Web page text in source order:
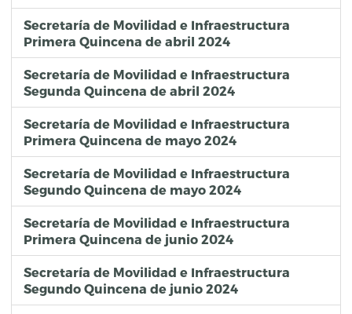
Secretaría de Movilidad e Infraestructura
Primera Quincena de abril 2024
Secretaría de Movilidad e Infraestructura
Segunda Quincena de abril 2024
Secretaría de Movilidad e Infraestructura
Primera Quincena de mayo 2024
Secretaría de Movilidad e Infraestructura
Segundo Quincena de mayo 2024
Secretaría de Movilidad e Infraestructura
Primera Quincena de junio 2024
Secretaría de Movilidad e Infraestructura
Segundo Quincena de junio 2024